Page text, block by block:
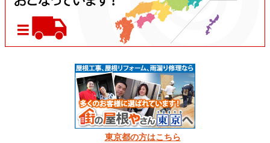
東京都の方はこちら